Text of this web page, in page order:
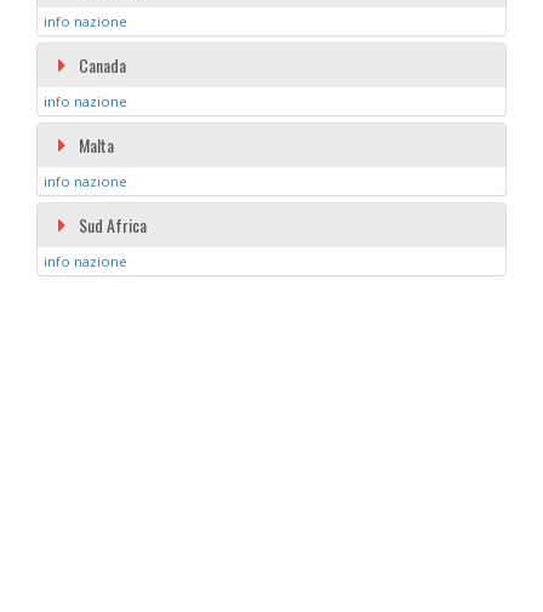
info nazione
Canada
info nazione
Malta
info nazione
Sud Africa
info nazione